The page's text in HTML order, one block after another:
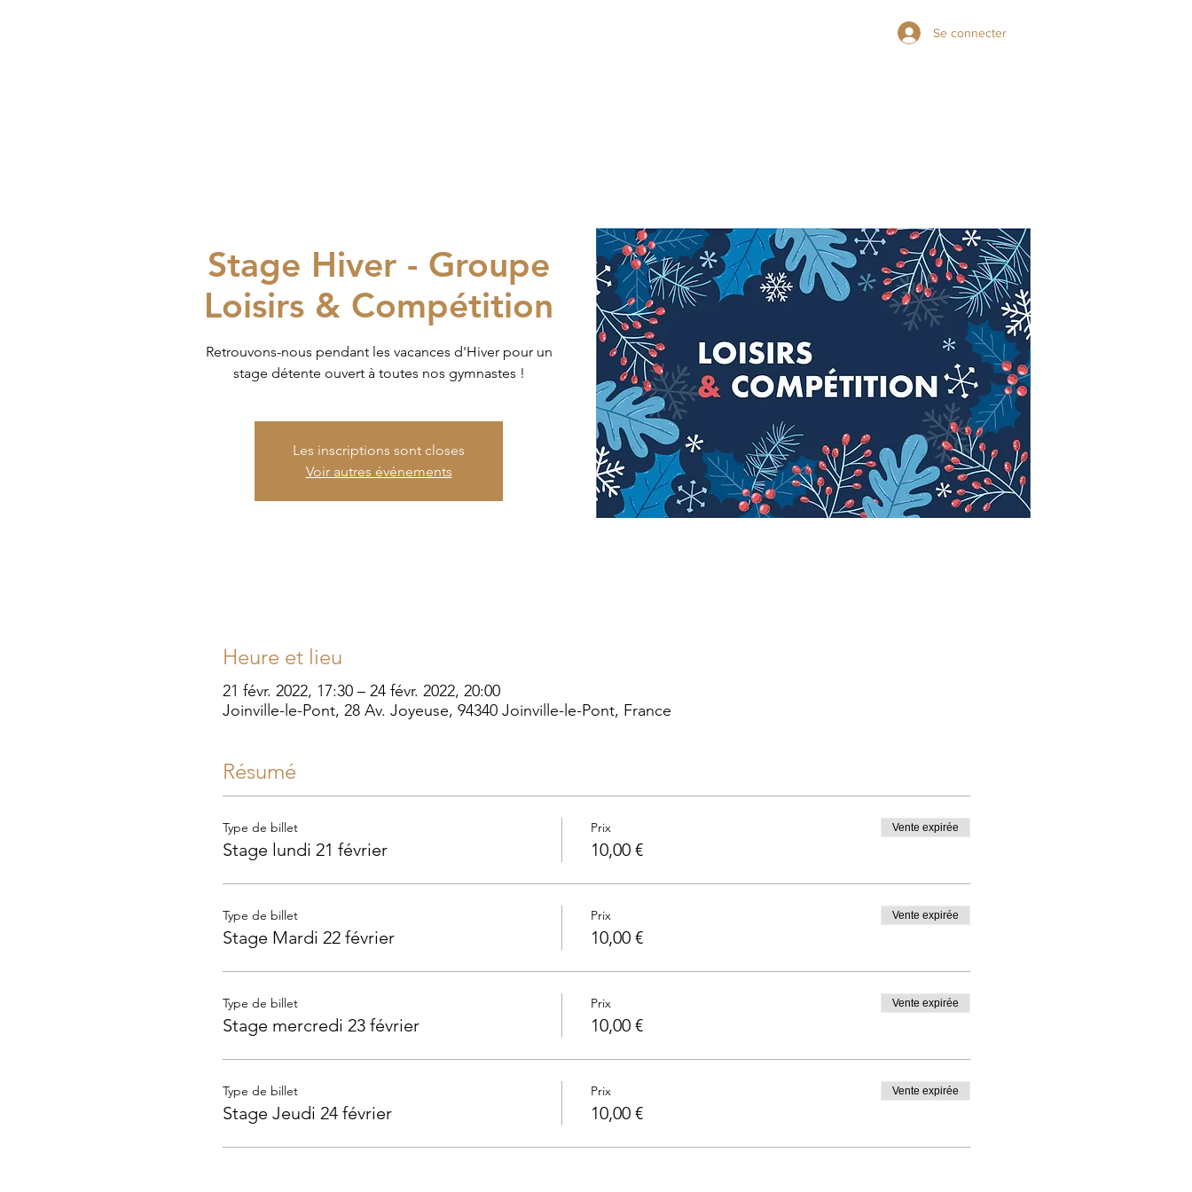
Se connecter
Stage Hiver - Groupe
Loisirs & Compétition
Retrouvons-nous pendant les vacances d'Hiver pour un
stage détente ouvert à toutes nos gymnastes !
Les inscriptions sont closes
Voir autres événements
Heure et lieu
21 févr. 2022, 17:30 – 24 févr. 2022, 20:00
Joinville-le-Pont, 28 Av. Joyeuse, 94340 Joinville-le-Pont, France
Résumé
Type de billet
Stage lundi 21 février
Prix
10,00 €
Vente expirée
Type de billet
Stage Mardi 22 février
Prix
10,00 €
Vente expirée
Type de billet
Stage mercredi 23 février
Prix
10,00 €
Vente expirée
Type de billet
Stage Jeudi 24 février
Prix
10,00 €
Vente expirée